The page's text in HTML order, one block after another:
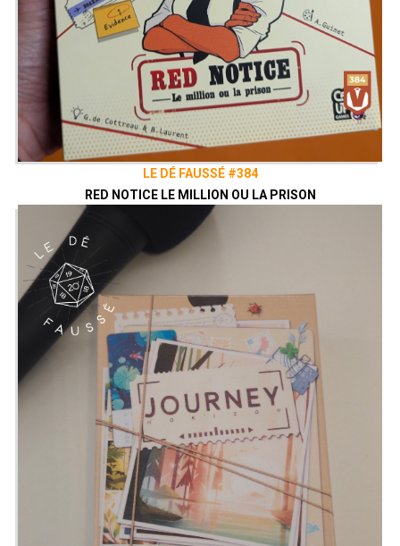
LE DÉ FAUSSÉ #384
RED NOTICE LE MILLION OU LA PRISON